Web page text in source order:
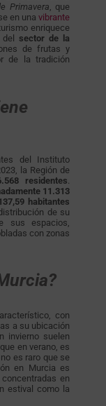
Primavera, que
en unavibrante
enriquece
sector de la
de frutas y
de la tradición
del Instituto
la Región de
residentes
11.313
habitantes
de su
sus espacios,
con zonas
con
a su ubicación
invierno suelen
en verano, es
es raro que se
en Murcia es
en
estival como la